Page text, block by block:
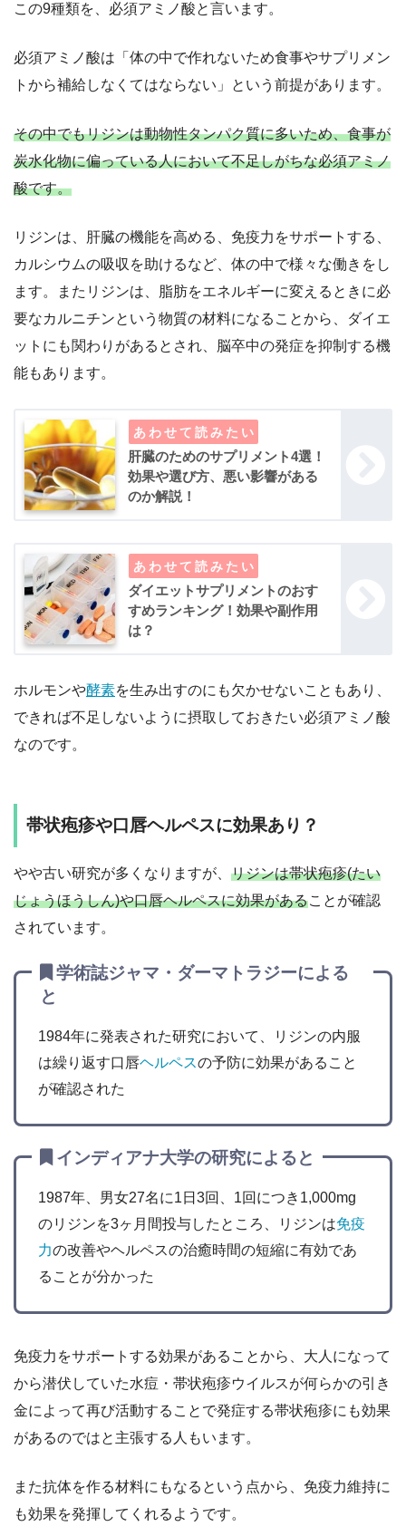
この9種類を、必須アミノ酸と言います。
必須アミノ酸は「体の中で作れないため食事やサプリメン
トから補給しなくてはならない」という前提があります。
その中でもリジンは動物性タンパク質に多いため、食事が
炭水化物に偏っている人において不足しがちな必須アミノ
酸です。
リジンは、肝臓の機能を高める、免疫力をサポートする、
カルシウムの吸収を助けるなど、体の中で様々な働きをし
ます。またリジンは、脂肪をエネルギーに変えるときに必
要なカルニチンという物質の材料になることから、ダイエ
ットにも関わりがあるとされ、脳卒中の発症を抑制する機
能もあります。
肝臓のためのサプリメント4選！
効果や選び方、悪い影響がある
のか解説！
ダイエットサプリメントのおす
すめランキング！効果や副作用
は？
ホルモンや酵素を生み出すのにも欠かせないこともあり、
できれば不足しないように摂取しておきたい必須アミノ酸
なのです。
帯状疱疹や口唇ヘルペスに効果あり？
やや古い研究が多くなりますが、 リジンは帯状疱疹(たい
じょうほうしん)や口唇ヘルペスに効果があることが確認
されています。
学術誌ジャマ・ダーマトラジーによる
と
1984年に発表された研究において、リジンの内服
は繰り返す口唇ヘルペスの予防に効果があること
が確認された
インディアナ大学の研究によると
1987年、男女27名に1日3回、1回につき1,000mg
のリジンを3ヶ月間投与したところ、リジンは免疫
力の改善やヘルペスの治癒時間の短縮に有効であ
ることが分かった
免疫力をサポートする効果があることから、大人になって
から潜伏していた水痘・帯状疱疹ウイルスが何らかの引き
金によって再び活動することで発症する帯状疱疹にも効果
があるのではと主張する人もいます。
また抗体を作る材料にもなるという点から、免疫力維持に
も効果を発揮してくれるようです。